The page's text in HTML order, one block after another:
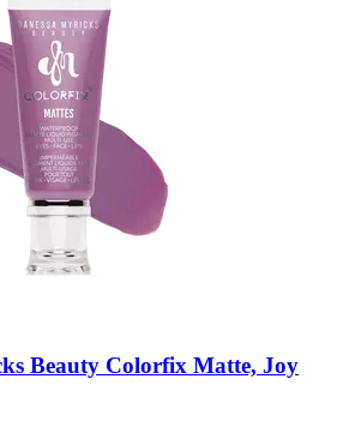
Beauty Colorfix Matte, Joy